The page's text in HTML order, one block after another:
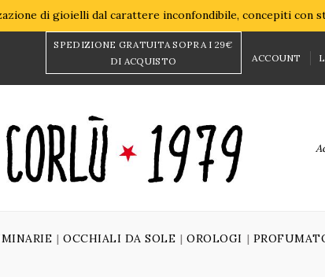
di gioielli dal carattere inconfondibile, concepiti con
SPEDIZIONE GRATUITA SOPRA I 29€
DI ACQUISTO
ACCOUNT
OCCHIALI DA SOLE OROLOGI